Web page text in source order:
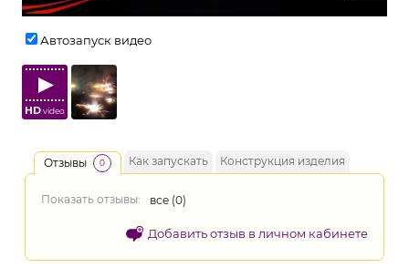
Автозапуск видео
HDvideo
Отзывы 0 Как запускать Конструкция изделия
Показать отзывы: все (0)
Добавить отзыв в личном кабинете